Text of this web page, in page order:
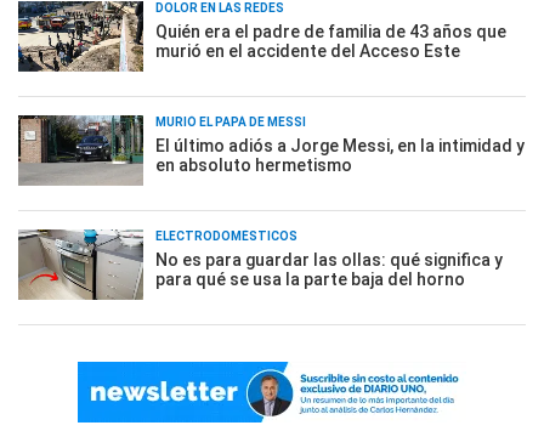
DOLOR EN LAS REDES
Quién era el padre de familia de 43 años que
murió en el accidente del Acceso Este
MURIÓ EL PAPÁ DE MESSI
El último adiós a Jorge Messi, en la intimidad y
en absoluto hermetismo
ELECTRODOMÉSTICOS
No es para guardar las ollas: qué significa y
para qué se usa la parte baja del horno